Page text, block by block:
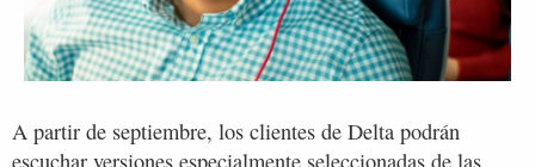
A partir de septiembre, los clientes de Delta podrán